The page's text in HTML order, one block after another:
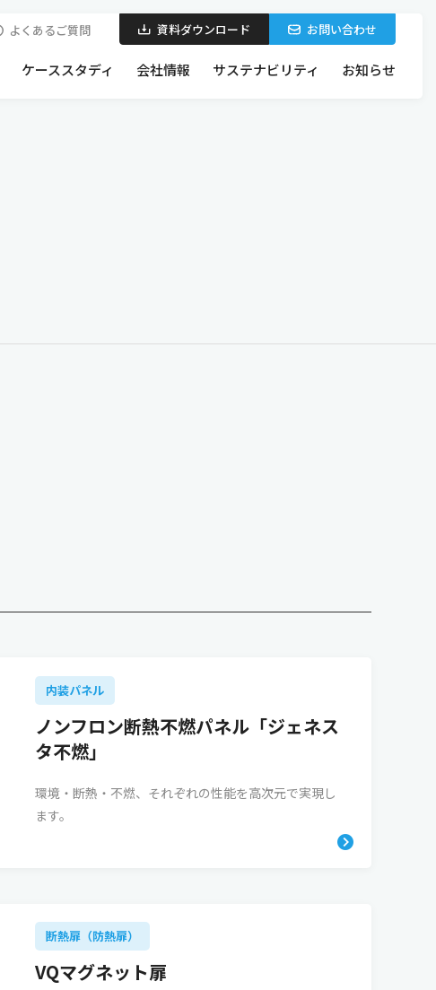
ケーススタディ 会社情報 サステナビリティ お知らせ
よくあるご質問 資料ダウンロード お問い合わせ
内装パネル
ノンフロン断熱不燃パネル「ジェネス
タ不燃」
環境・断熱・不燃、それぞれの性能を高次元で実現し
ます。
断熱扉（防熱扉）
VQマグネット扉